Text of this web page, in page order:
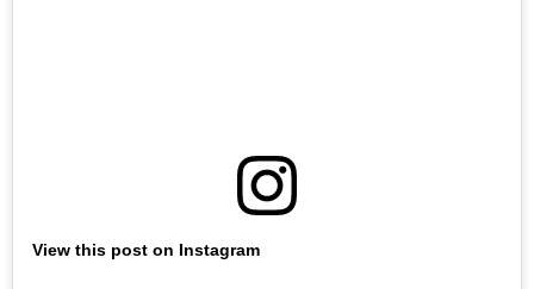
View this post on Instagram